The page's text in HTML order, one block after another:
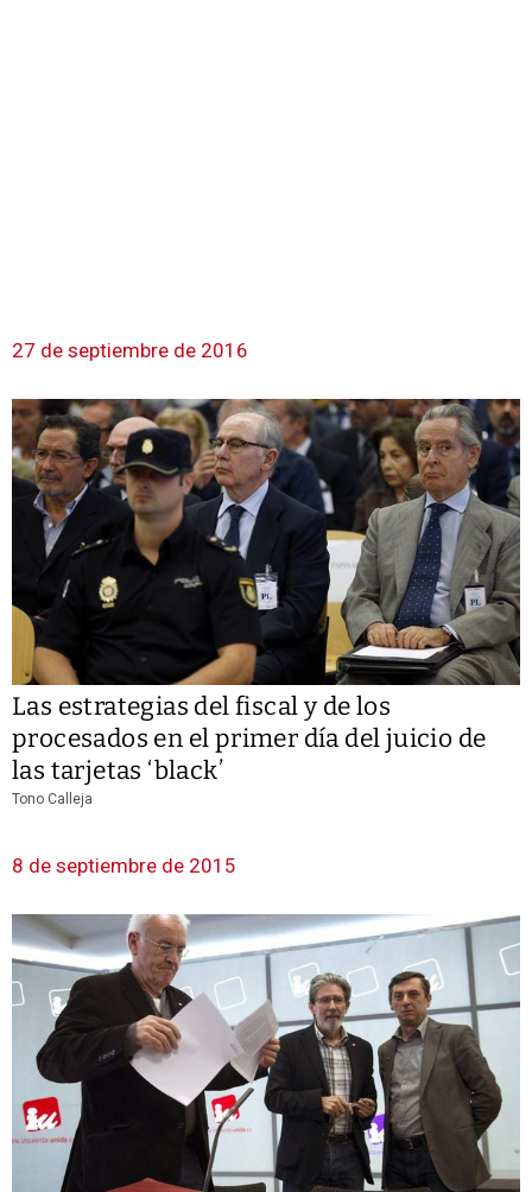
27 de septiembre de 2016
Las estrategias del fiscal y de los
procesados en el primer día del juicio de
las tarjetas ‘black’
Tono Calleja
8 de septiembre de 2015